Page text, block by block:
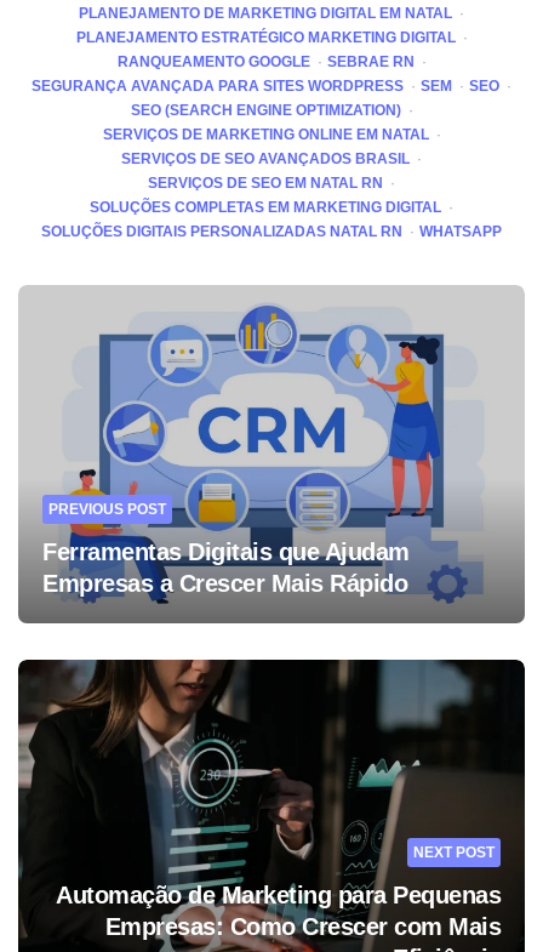
PLANEJAMENTO DE MARKETING DIGITAL EM NATAL
PLANEJAMENTO ESTRATÉGICO MARKETING DIGITAL
RANQUEAMENTO GOOGLE
SEBRAE RN
SEGURANÇA AVANÇADA PARA SITES WORDPRESS
SEM
SEO
SEO (SEARCH ENGINE OPTIMIZATION)
SERVIÇOS DE MARKETING ONLINE EM NATAL
SERVIÇOS DE SEO AVANÇADOS BRASIL
SERVIÇOS DE SEO EM NATAL RN
SOLUÇÕES COMPLETAS EM MARKETING DIGITAL
SOLUÇÕES DIGITAIS PERSONALIZADAS NATAL RN
WHATSAPP
Post
navigation
PREVIOUS POST
Ferramentas Digitais que Ajudam
Empresas a Crescer Mais Rápido
NEXT POST
Automação de Marketing para Pequenas
Empresas: Como Crescer com Mais